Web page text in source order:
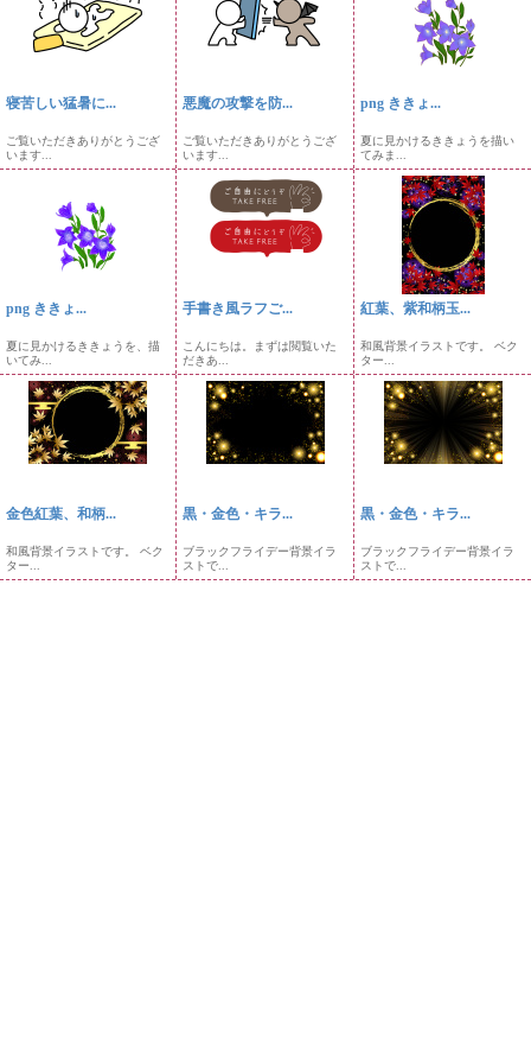
寝苦しい猛暑に...
ご覧いただきありがとうござ
います...
悪魔の攻撃を防...
ご覧いただきありがとうござ
います...
png ききょ...
夏に見かけるききょうを描い
てみま...
png ききょ...
夏に見かけるききょうを、描
いてみ...
手書き風ラフご...
こんにちは。まずは閲覧いた
だきあ...
紅葉、紫和柄玉...
和風背景イラストです。 ベク
ター...
金色紅葉、和柄...
和風背景イラストです。 ベク
ター...
黒・金色・キラ...
ブラックフライデー背景イラ
ストで...
黒・金色・キラ...
ブラックフライデー背景イラ
ストで...